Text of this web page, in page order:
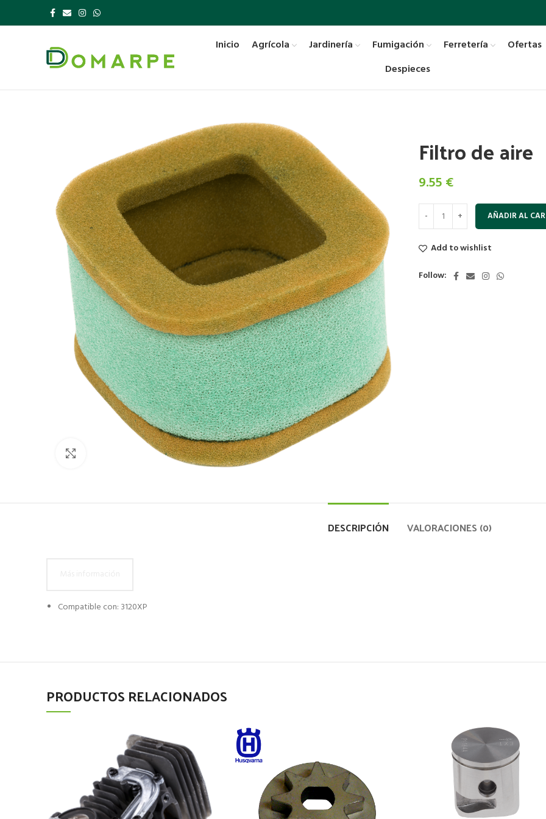
Inicio Agrícola Jardinería Fumigación Ferretería
Ofertas
Despieces
Filtro de aire
9.55 €
AÑADIR AL
Add to wishlist
Follow:
DESCRIPCIÓN VALORACIONES (0)
Compatible con: 3120XP
PRODUCTOS RELACIONADOS